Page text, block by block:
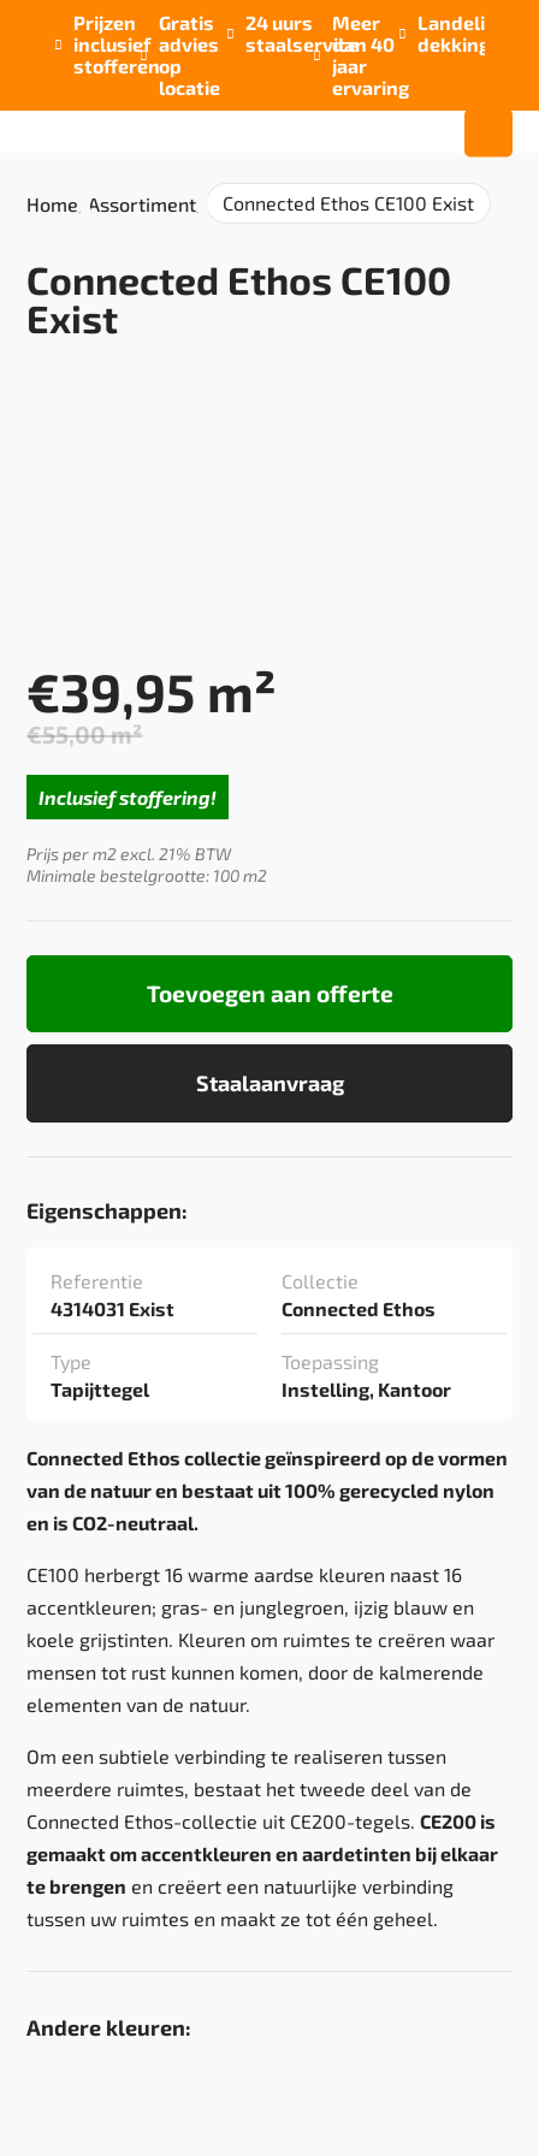

Prijzen
inclusief
stofferen

Gratis
advies
op
locatie

24 uurs
staalservice

Meer
dan 40
jaar
ervaring

Landelijke
dekking
Home Assortiment Connected Ethos CE100 Exist
Connected Ethos CE100
Exist
€55,00m²
Oorspronkelijke
prijs
was:
€55,00.
€39,95 m²
Huidige
prijs
is:
€39,95.
Inclusief stoffering!
Prijs per m2 excl. 21% BTW
Minimale bestelgrootte: 100 m2
Staalaanvraag
Toevoegen aan offerte
Eigenschappen:
Referentie
4314031 Exist
Collectie
Connected Ethos
Type
Tapijttegel
Toepassing
Instelling, Kantoor
Connected Ethos collectie geïnspireerd op de vormen
van de natuur en bestaat uit 100% gerecycled nylon
en is CO2-neutraal.
CE100 herbergt 16 warme aardse kleuren naast 16
accentkleuren; gras- en junglegroen, ijzig blauw en
koele grijstinten. Kleuren om ruimtes te creëren waar
mensen tot rust kunnen komen, door de kalmerende
elementen van de natuur.
Om een subtiele verbinding te realiseren tussen
meerdere ruimtes, bestaat het tweede deel van de
Connected Ethos-collectie uit CE200-tegels.CE200 is
gemaakt om accentkleuren en aardetinten bij elkaar
te brengen en creëert een natuurlijke verbinding
tussen uw ruimtes en maakt ze tot één geheel.
Andere kleuren: